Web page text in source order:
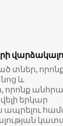
տներ,
և
որոնք
երկար